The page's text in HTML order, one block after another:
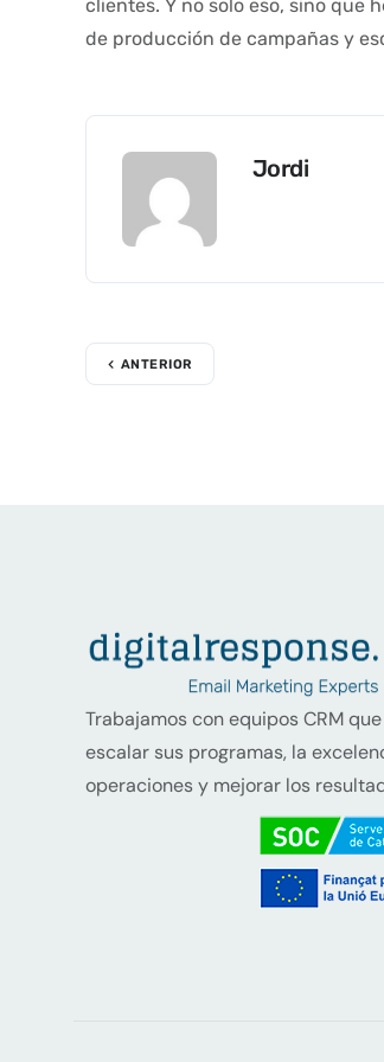
clientes. Y no solo eso, sino que
de producción de campañas y
Jordi
ANTERIOR
Trabajamos con equipos CRM
escalar sus programas, la
operaciones y mejorar los